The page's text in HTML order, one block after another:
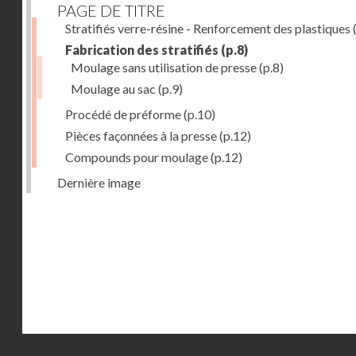
PAGE DE TITRE
Stratifiés verre-résine - Renforcement des plastiques
Fabrication des stratifiés (p.8)
Moulage sans utilisation de presse(p.8)
Moulage au sac (p.9)
Procédé de préforme(p.10)
Pièces façonnées à la presse(p.12)
Compounds pour moulage(p.12)
Dernière image